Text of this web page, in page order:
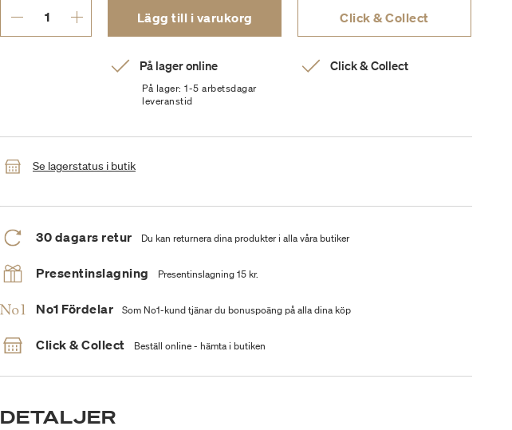
Lägg till i varukorg Click & Collect
På lager online
På lager: 1-5 arbetsdagar
leveranstid
Click & Collect
Se lagerstatus i butik
30 dagars retur Du kan returnera dina produkter i alla våra butiker
Presentinslagning Presentinslagning 15 kr.
No1 Fördelar Som No1-kund tjänar du bonuspoäng på alla dina köp
Click & Collect Beställ online - hämta i butiken
DETALJER